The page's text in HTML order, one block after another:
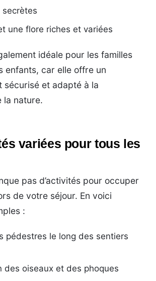
secrètes
une flore riches et variées
idéale pour les familles
enfants, car elle offre un
sécurisé et adapté à la
la nature.
variées pour tous les
pas d’activités pour occuper
de votre séjour. En voici
:
pédestres le long des sentiers
des oiseaux et des phoques